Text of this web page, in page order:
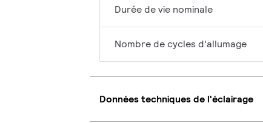
Durée de vie nominale
Nombre de cycles d'allumage
Données techniques de l'éclairage